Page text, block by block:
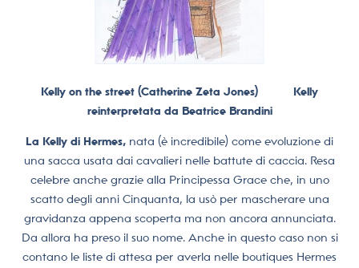
Kelly on the street (Catherine Zeta Jones) Kelly
reinterpretata da Beatrice Brandini
La Kelly di Hermes, nata (è incredibile) come evoluzione di
una sacca usata dai cavalieri nelle battute di caccia. Resa
celebre anche grazie alla Principessa Grace che, in uno
scatto degli anni Cinquanta, la usò per mascherare una
gravidanza appena scoperta ma non ancora annunciata.
Da allora ha preso il suo nome. Anche in questo caso non si
contano le liste di attesa per averla nelle boutiques Hermes